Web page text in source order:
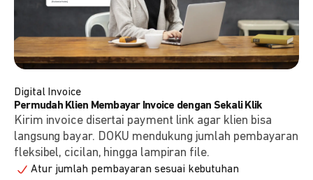
Digital Invoice
Permudah Klien Membayar Invoice dengan Sekali Klik
Kirim invoice disertai payment link agar klien bisa
langsung bayar. DOKU mendukung jumlah pembayaran
fleksibel, cicilan, hingga lampiran file.
Atur jumlah pembayaran sesuai kebutuhan